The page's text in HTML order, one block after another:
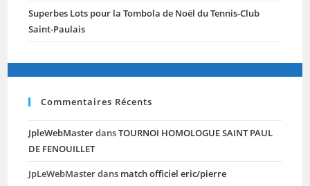
Superbes Lots pour la Tombola de Noël du Tennis-Club
Saint-Paulais
Commentaires Récents
JpleWebMasterdansTOURNOI HOMOLOGUE SAINT PAUL
DE FENOUILLET
JpLeWebMasterdans match officiel eric/pierre